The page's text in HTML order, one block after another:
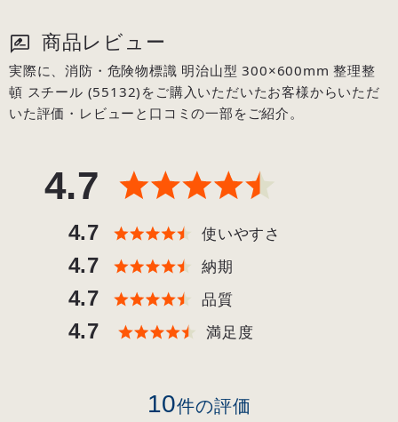
商品レビュー
実際に、消防・危険物標識 明治山型 300×600mm 整理整
頓 スチール (55132)をご購入いただいたお客様からいただ
いた評価・レビューと口コミの一部をご紹介。
4.7
4.7 使いやすさ
4.7 納期
4.7 品質
4.7 満足度
10件の評価